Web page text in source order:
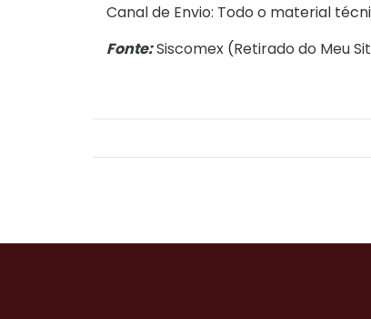
Canal de Envio: Todo o material
Fonte:Siscomex (Retirado do Meu